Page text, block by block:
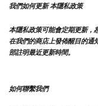
我們如何更新 本隱私政策
本隱私政策可能會定期更新，
在我們的商店上發佈醒目的通
部註明最近更新時間。
如何聯繫我們